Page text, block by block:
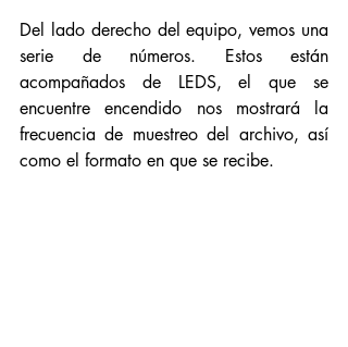
Del lado derecho del equipo, vemos una
serie de números. Estos están
acompañados de LEDS, el que se
encuentre encendido nos mostrará la
frecuencia de muestreo del archivo, así
como el formato en que se recibe.